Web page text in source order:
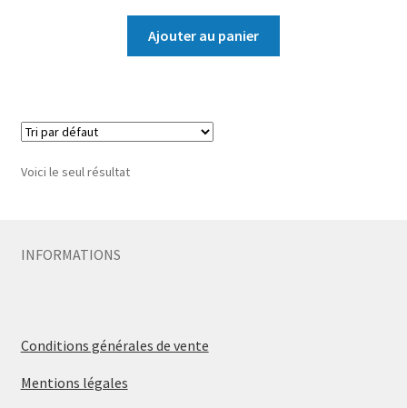
Ajouter au panier
Voici le seul résultat
INFORMATIONS
Conditions générales de vente
Mentions légales